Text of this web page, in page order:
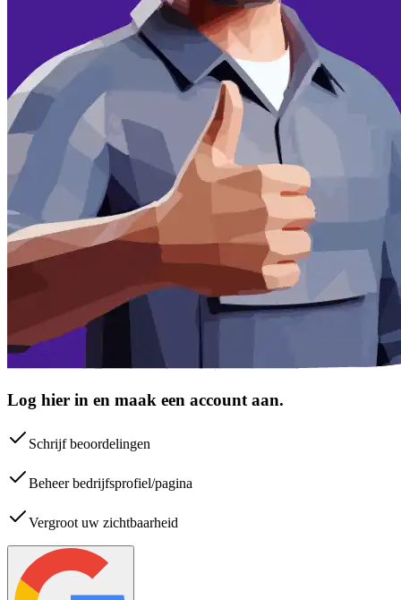
Log hier in en maak een account aan.
Schrijf beoordelingen
Beheer bedrijfsprofiel/pagina
Vergroot uw zichtbaarheid